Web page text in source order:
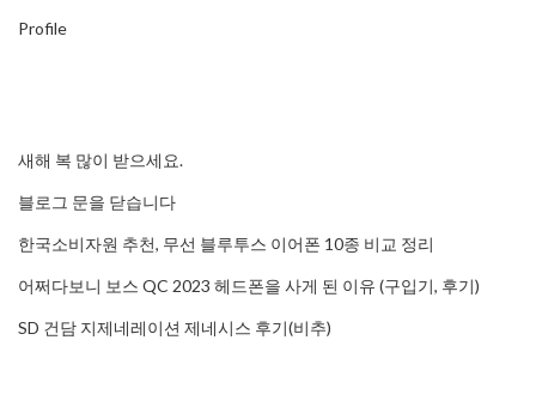
Profile
새해 복 많이 받으세요.
블로그 문을 닫습니다
한국소비자원 추천, 무선 블루투스 이어폰 10종 비교 정리
어쩌다보니 보스 QC 2023 헤드폰을 사게 된 이유 (구입기, 후기)
SD 건담 지제네레이션 제네시스 후기(비추)